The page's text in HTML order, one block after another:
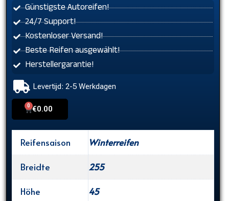
Günstigste Autoreifen!
24/7 Support!
Kostenloser Versand!
Beste Reifen ausgewählt!
Herstellergarantie!
Levertijd: 2-5 Werkdagen
€0.00
0
Cart
Reifensaison
Winterreifen
Breidte
255
Höhe
45